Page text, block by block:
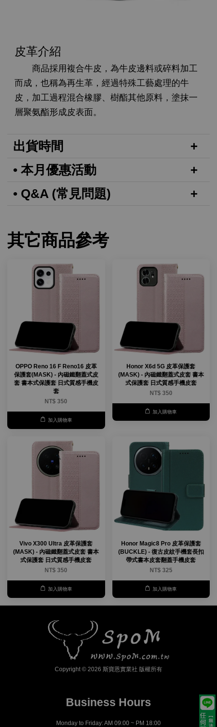
皮革介紹
商品採用複合牛皮，為牛皮邊料或碎料加工
而成，也稱為再生革，經過特殊工藝處理的牛
皮，加工過程混合橡膠、樹酯其他原料，塗抹一
層聚氨酯形成皮表面。
出貨時間
• 本月優惠活動
• Q&A (常見問題)
其它商品參考
OPPO Reno 16 F Reno16 皮革
保護套(MASK) - 內磁鐵翻蓋式皮
套 書本式保護套 日式質感手機皮
套
NT$ 350
加入購物車
Honor X6d 5G 皮革保護套
(MASK) - 內磁鐵翻蓋式皮套 書本
式保護套 日式質感手機皮套
NT$ 350
加入購物車
Vivo X300 Ultra 皮革保護套
(MASK) - 內磁鐵翻蓋式皮套 書本
式保護套 日式質感手機皮套
NT$ 350
加入購物車
Honor Magic8 Pro 皮革保護套
(BUCKLE) - 復古皮紋手機套長扣
帶式書本皮套翻蓋手機皮套
NT$ 325
加入購物車
Copyright © 2026 斯寶恩實業社 版權所有
Business Hours
Monday to Friday: AM 09:00 ~ PM 18:00